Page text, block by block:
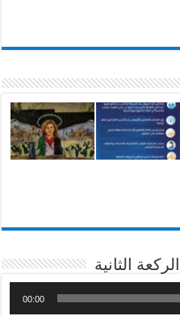
الثانية
00:00